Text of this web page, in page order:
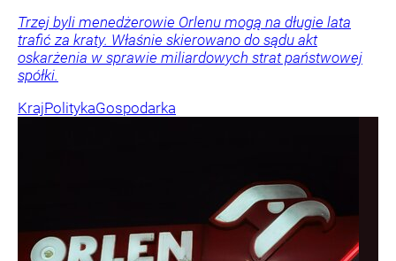
Trzej byli menedżerowie Orlenu mogą na długie lata
trafić za kraty. Właśnie skierowano do sądu akt
oskarżenia w sprawie miliardowych strat państwowej
spółki.
KrajPolitykaGospodarka